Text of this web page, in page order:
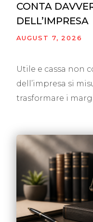
CONTA
DELL’IMPRESA
AUGUST 7, 2026
Utile e cassa non
dell’impresa si
trasformare i